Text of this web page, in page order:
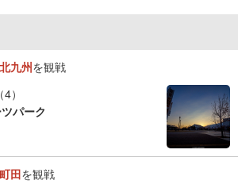
九州を観戦
4）
パーク
田を観戦